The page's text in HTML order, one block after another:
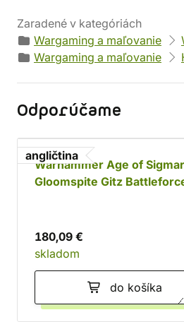
Zaradené v kategóriách
Wargaming a maľovanie
Wargaming a maľovanie
Odporúčame
angličtina
Warhammer Age of
Gloomspite Gitz
180,09 €
skladom
do košíka